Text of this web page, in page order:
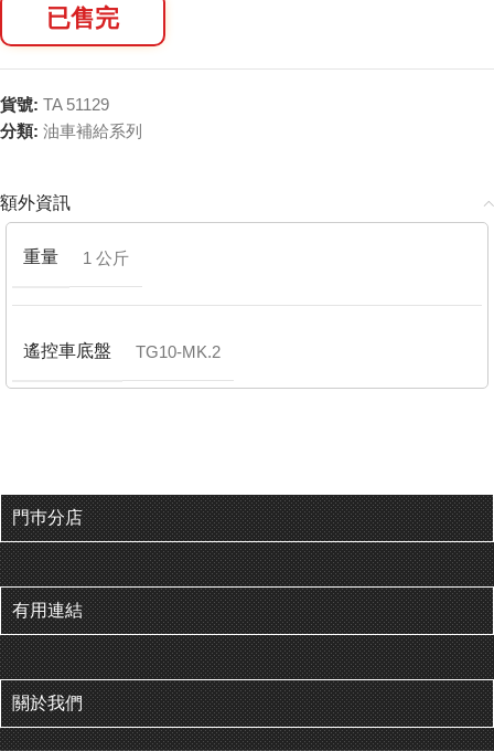
已售完
貨號: TA 51129
分類: 油車補給系列
額外資訊
重量 1 公斤
遙控車底盤 TG10-MK.2
門巿分店
有用連結
關於我們